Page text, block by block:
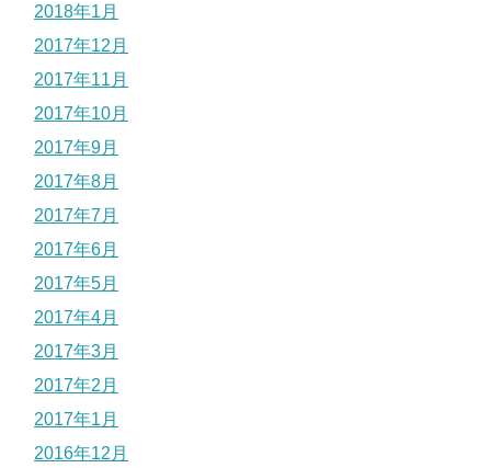
2018年1月
2017年12月
2017年11月
2017年10月
2017年9月
2017年8月
2017年7月
2017年6月
2017年5月
2017年4月
2017年3月
2017年2月
2017年1月
2016年12月